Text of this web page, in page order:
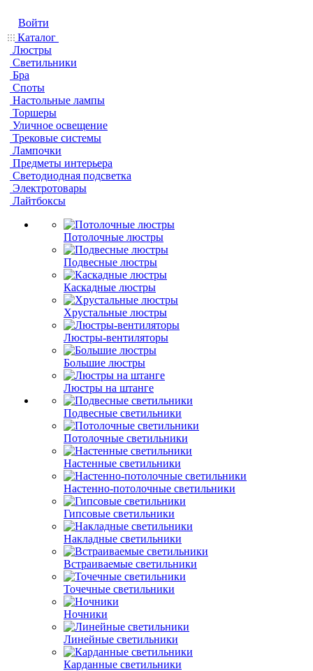
Войти
Каталог
Люстры
Светильники
Бра
Споты
Настольные лампы
Торшеры
Уличное освещение
Трековые системы
Лампочки
Предметы интерьера
Светодиодная подсветка
Электротовары
Лайтбоксы
Потолочные люстры
Подвесные люстры
Каскадные люстры
Хрустальные люстры
Люстры-вентиляторы
Большие люстры
Люстры на штанге
Подвесные светильники
Потолочные светильники
Настенные светильники
Настенно-потолочные светильники
Гипсовые светильники
Накладные светильники
Встраиваемые светильники
Точечные светильники
Ночники
Линейные светильники
Карданные светильники